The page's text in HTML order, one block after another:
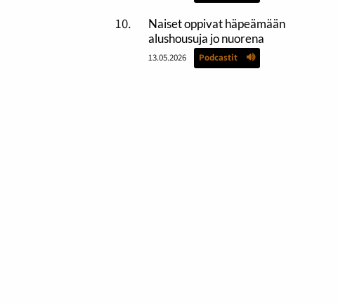
Naiset oppivat häpeämään
alushousuja jo nuorena
13.05.2026 Podcastit